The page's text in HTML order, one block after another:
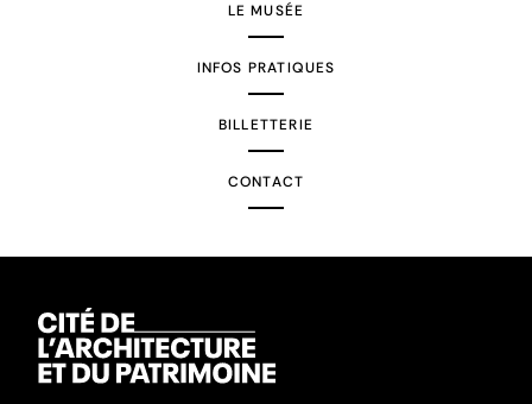
LE MUSÉE
INFOS PRATIQUES
BILLETTERIE
CONTACT